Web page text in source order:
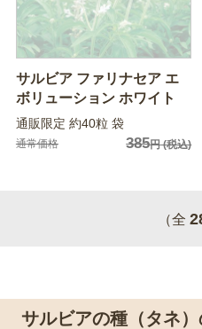
サルビア ファリナセア エ
ボリューション ホワイト
通販限定 約40粒 袋
通常価格 385円(税込)
（全
サルビアの種（タネ